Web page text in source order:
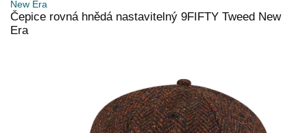
New Era
Čepice rovná hnědá nastavitelný 9FIFTY Tweed New
Era